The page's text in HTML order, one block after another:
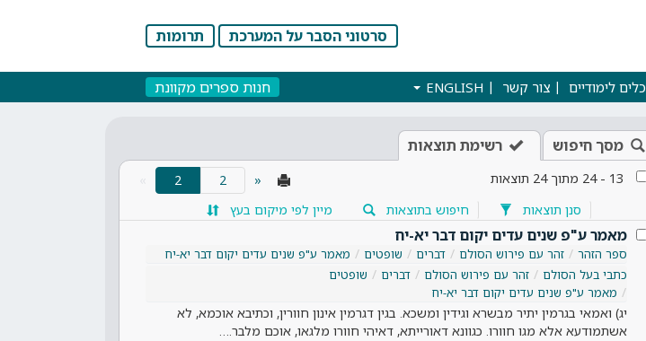
סרטוני הסבר על המערכת תרומות
כלים לימודיים צור קשר ENGLISH חנות ספרים מקוונת
מסך חיפוש רשימת תוצאות
13
-
24 מתוך24 תוצאות «
2
סנן תוצאות
חיפוש בתוצאות מיין לפי מיקום בעץ
מאמר ע"פ שנים עדים יקום דבר יא-יח
ספר הזהר זהר עם פירוש הסולם דברים שופטים
מאמר ע"פ שנים עדים יקום דבר יא-יח
כתבי בעל הסולם
זהר עם פירוש הסולם דברים
שופטים
מאמר ע"פ שנים עדים יקום דבר יא-יח
יג) ואמאי בגרמין יתיר מבשרא וגידין ומשכא. בגין דגרמין אינון חוורין, וכתיבא אוכמא, לא
אשתמודעא אלא מגו חוורו. כגוונא דאורייתא, דאיהי חוורו מלגאו, אוכם מלבר.…